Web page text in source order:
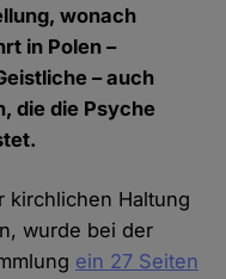
wonach
in Polen –
– auch
die die Psyche
kirchlichen Haltung
wurde bei der
ein 27 Seiten